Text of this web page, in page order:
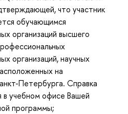
что участник
обучающимся
организаций высшего
организаций, научных
на
Петербурга. Справка
в учебном офисе Вашей
программы;